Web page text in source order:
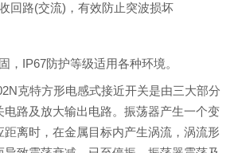
路(交流)，有效防止突波损坏
IP67防护等级适用各种环境。
克特方形电感式接近开关是由三大部分
电路及放大输出电路。振荡器产生一个变
距离时，在金属目标内产生涡流，涡流形